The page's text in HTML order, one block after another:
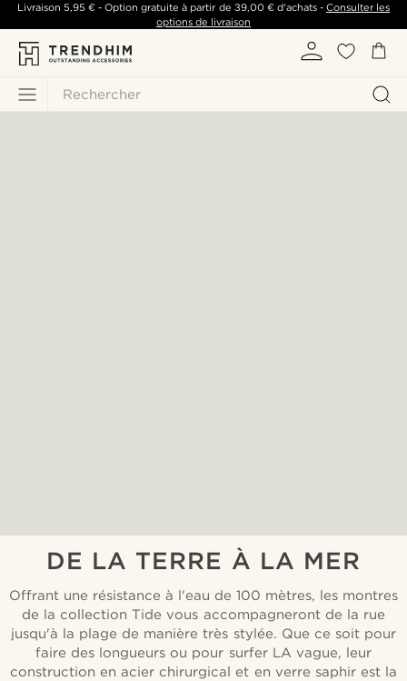
Rechercher
Livraison 5,95 €- Option gratuite à partir de 39,00 €d'achats -Consulter les
options de livraison
DE LA TERRE À LA MER
Offrant une résistance à l'eau de 100 mètres, les montres
de la collection Tide vous accompagneront de la rue
jusqu'à la plage de manière très stylée. Que ce soit pour
faire des longueurs ou pour surfer LA vague, leur
construction en acier chirurgical et en verre saphir est la